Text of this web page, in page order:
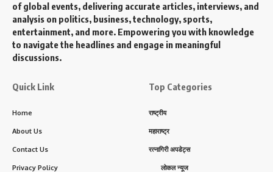
of global events, delivering accurate articles, interviews, and
analysis on politics, business, technology, sports,
entertainment, and more. Empowering you with knowledge
to navigate the headlines and engage in meaningful
discussions.
Quick Link
Home
About Us
Contact Us
Privacy Policy
Top Categories
राष्ट्रीय
महाराष्ट्र
रत्नागिरी अपडेट्स
लोकल न्यूज